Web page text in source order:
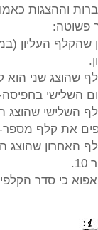
וההצגות כאמור-
פשוטה:
שהקלף העליון (במקום
שני הוא קלף מספר 3, לפיכך ברור כי
השלישי
שהוצג הוא קלף מספר 5; לו
מספר- 3 הוא היה מוצג כקלף שלישי, כנדרש
שהוצג הוא קלף מספר 4, לפיכך
אפוא כי סדר